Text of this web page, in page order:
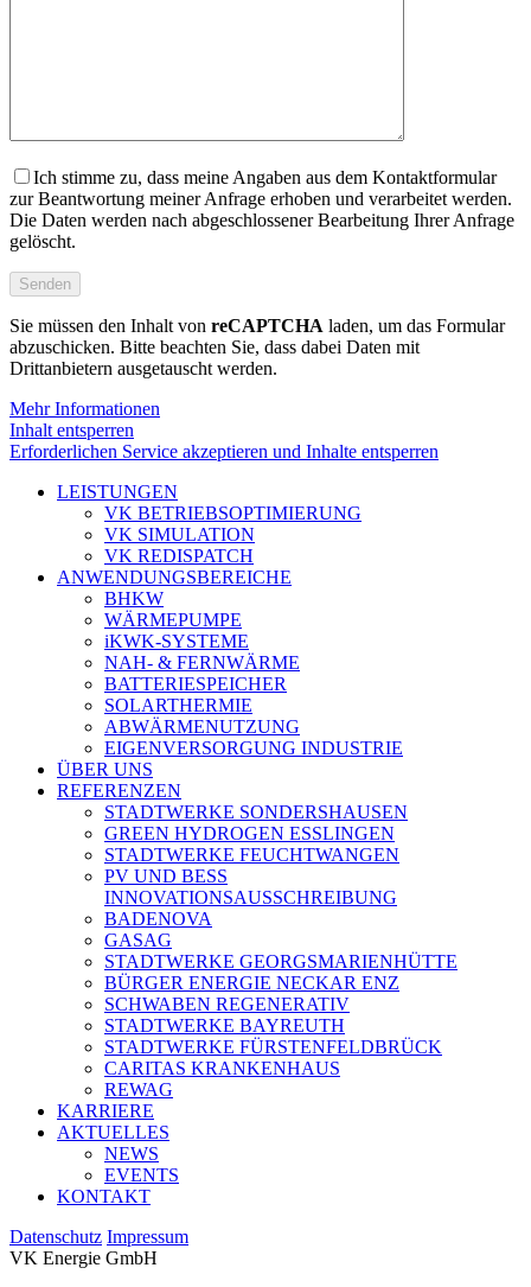
Ich stimme zu, dass meine Angaben aus dem Kontaktformular
zur Beantwortung meiner Anfrage erhoben und verarbeitet werden.
Die Daten werden nach abgeschlossener Bearbeitung Ihrer Anfrage
gelöscht.
Sie müssen den Inhalt von reCAPTCHA laden, um das Formular
abzuschicken. Bitte beachten Sie, dass dabei Daten mit
Drittanbietern ausgetauscht werden.
Mehr Informationen
Inhalt entsperren
Erforderlichen Service akzeptieren und Inhalte entsperren
LEISTUNGEN
VK BETRIEBSOPTIMIERUNG
VK SIMULATION
VK REDISPATCH
ANWENDUNGSBEREICHE
BHKW
WÄRMEPUMPE
iKWK-SYSTEME
NAH- & FERNWÄRME
BATTERIESPEICHER
SOLARTHERMIE
ABWÄRMENUTZUNG
EIGENVERSORGUNG INDUSTRIE
ÜBER UNS
REFERENZEN
STADTWERKE SONDERSHAUSEN
GREEN HYDROGEN ESSLINGEN
STADTWERKE FEUCHTWANGEN
PV UND BESS
INNOVATIONSAUSSCHREIBUNG
BADENOVA
GASAG
STADTWERKE GEORGSMARIENHÜTTE
BÜRGER ENERGIE NECKAR ENZ
SCHWABEN REGENERATIV
STADTWERKE BAYREUTH
STADTWERKE FÜRSTENFELDBRÜCK
CARITAS KRANKENHAUS
REWAG
KARRIERE
AKTUELLES
NEWS
EVENTS
KONTAKT
Datenschutz Impressum
VK Energie GmbH